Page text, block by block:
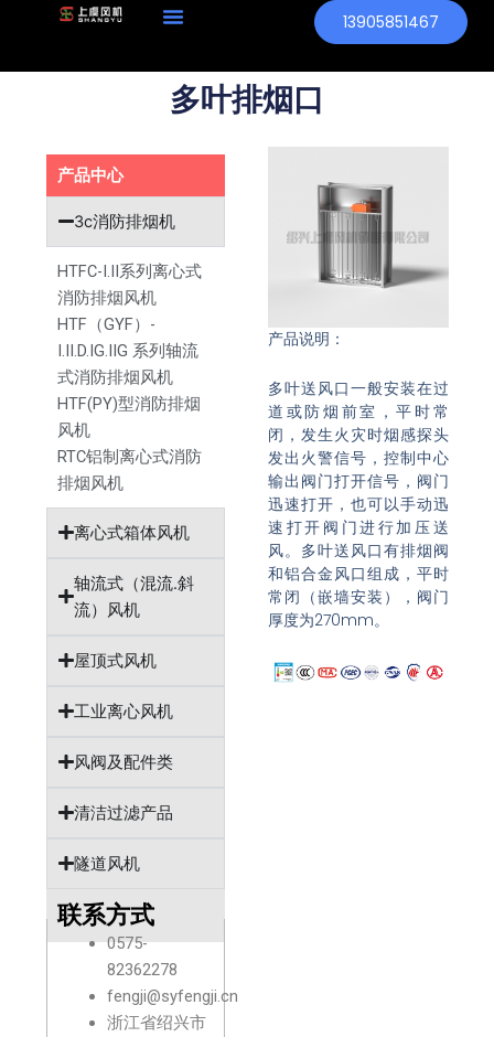
13905851467
多叶排烟口
产品中心
3c消防排烟机
HTFC-I.II系列离心式
消防排烟风机
HTF（GYF）-
I.II.D.IG.IIG 系列轴流
式消防排烟风机
HTF(PY)型消防排烟
风机
RTC铝制离心式消防
排烟风机
离心式箱体风机
轴流式（混流.斜
流）风机
屋顶式风机
工业离心风机
风阀及配件类
清洁过滤产品
隧道风机
联系方式
0575-
82362278
fengji@syfengji.cn
浙江省绍兴市
产品说明：
多叶送风口一般安装在过
道或防烟前室，平时常
闭，发生火灾时烟感探头
发出火警信号，控制中心
输出阀门打开信号，阀门
迅速打开，也可以手动迅
速打开阀门进行加压送
风。多叶送风口有排烟阀
和铝合金风口组成，平时
常闭（嵌墙安装），阀门
厚度为270mm。